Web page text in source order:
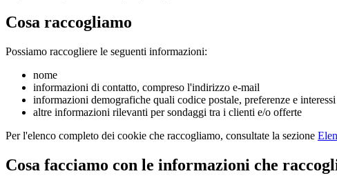
Cosa raccogliamo
Possiamo raccogliere le seguenti informazioni:
nome
informazioni di contatto, compreso l'indirizzo e-mail
informazioni demografiche quali codice postale, preferenze e interessi
altre informazioni rilevanti per sondaggi tra i clienti e/o offerte
Per l'elenco completo dei cookie che raccogliamo, consultate la sezione
Cosa facciamo con le informazioni che